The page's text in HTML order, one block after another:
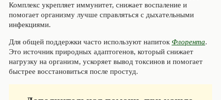
Комплекс укрепляет иммунитет, снижает воспаление и
помогает организму лучше справляться с дыхательными
инфекциями.
Для общей поддержки часто используют напиток Флорента.
Это источник природных адаптогенов, который снижает
нагрузку на организм, ускоряет вывод токсинов и помогает
быстрее восстановиться после простуд.